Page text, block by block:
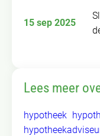
15 sep 2025
Lees meer
hypotheek